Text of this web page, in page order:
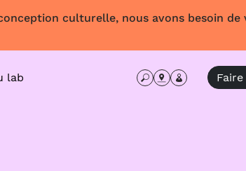
culturelle, nous avons besoin de
lab